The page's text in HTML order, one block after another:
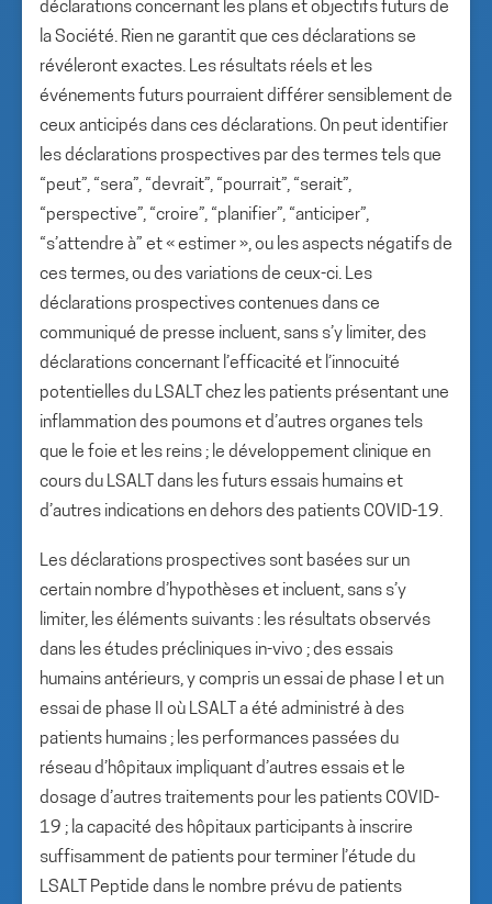
déclarations concernant les plans et objectifs futurs de
la Société. Rien ne garantit que ces déclarations se
révéleront exactes. Les résultats réels et les
événements futurs pourraient différer sensiblement de
ceux anticipés dans ces déclarations. On peut identifier
les déclarations prospectives par des termes tels que
“peut”, “sera”, “devrait”, “pourrait”, “serait”,
“perspective”, “croire”, “planifier”, “anticiper”,
“s’attendre à” et « estimer », ou les aspects négatifs de
ces termes, ou des variations de ceux-ci. Les
déclarations prospectives contenues dans ce
communiqué de presse incluent, sans s’y limiter, des
déclarations concernant l’efficacité et l’innocuité
potentielles du LSALT chez les patients présentant une
inflammation des poumons et d’autres organes tels
que le foie et les reins ; le développement clinique en
cours du LSALT dans les futurs essais humains et
d’autres indications en dehors des patients COVID-19.
Les déclarations prospectives sont basées sur un
certain nombre d’hypothèses et incluent, sans s’y
limiter, les éléments suivants : les résultats observés
dans les études précliniques in-vivo ; des essais
humains antérieurs, y compris un essai de phase I et un
essai de phase II où LSALT a été administré à des
patients humains ; les performances passées du
réseau d’hôpitaux impliquant d’autres essais et le
dosage d’autres traitements pour les patients COVID-
19 ; la capacité des hôpitaux participants à inscrire
suffisamment de patients pour terminer l’étude du
LSALT Peptide dans le nombre prévu de patients